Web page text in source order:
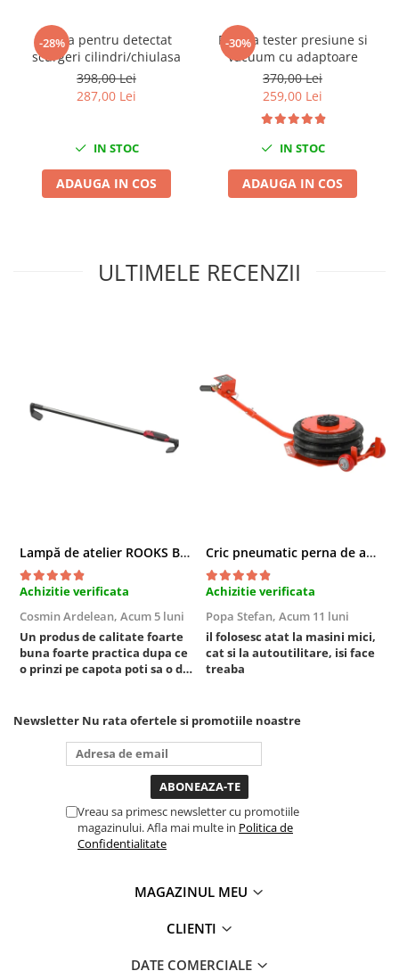
Universale
Volkswagen
Scule pentru tinichigerie
Accesorii Pneumatice
Alte scule pneumatice
Chei cu clichet
Furtune Aer Comprimat
Slefuitoare Pneumatice
Scule speciale
Sistem directie
Sistem franare
Sistem Vibro-Power
Sisteme de ridicare si sustinere
Capre Auto
Cricuri Hidraulice
Truse de biti
Truse de surubelnite
Vulcanizare
Masini de echilibrat roti
Piese de schimb
Truse de scule si accesorii
-28%
Trusa pentru detectat
scurgeri cilindri/chiulasa
398,00 Lei
287,00 Lei
IN STOC
ADAUGA IN COS
-30%
Pompa tester presiune si
vacuum cu adaptoare
370,00 Lei
259,00 Lei
IN STOC
ADAUGA IN COS
ULTIMELE RECENZII
Lampă de atelier ROOKS B2 HYBRID pentru capotă, 2000 lumeni, 5000 mAh
Achizitie verificata
Cosmin Ardelean, Acum 5 luni
Un produs de calitate foarte
buna foarte practica dupa ce
o prinzi pe capota poti sa o dai
puternica si de la baterie care
tine destul de mult dar daca o
bagi la priza nu mai ai treaba
toata ziua ,ce...
Cric pneumatic perna de aer cu inaltator 6T
Achizitie verificata
Popa Stefan, Acum 11 luni
il folosesc atat la masini mici,
cat si la autoutilitare, isi face
treaba
Newsletter Nu rata ofertele si promotiile noastre
Vreau sa primesc newsletter cu promotiile
magazinului. Afla mai multe in Politica de
Confidentialitate
MAGAZINUL MEU
CLIENTI
DATE COMERCIALE